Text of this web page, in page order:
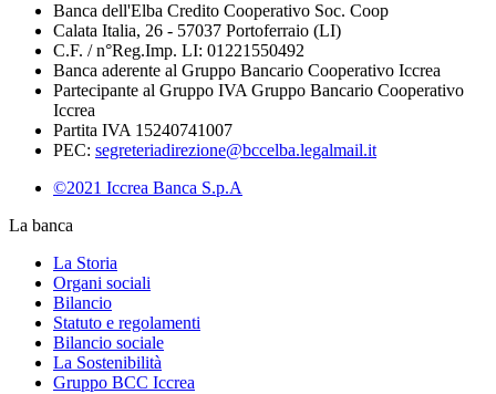
Banca dell'Elba Credito Cooperativo Soc. Coop
Calata Italia, 26 - 57037 Portoferraio (LI)
C.F. / n°Reg.Imp. LI: 01221550492
Banca aderente al Gruppo Bancario Cooperativo Iccrea
Partecipante al Gruppo IVA Gruppo Bancario Cooperativo
Iccrea
Partita IVA 15240741007
PEC: segreteriadirezione@bccelba.legalmail.it
©2021 Iccrea Banca S.p.A
La banca
La Storia
Organi sociali
Bilancio
Statuto e regolamenti
Bilancio sociale
La Sostenibilità
Gruppo BCC Iccrea